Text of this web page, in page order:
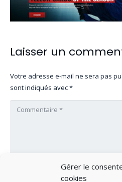
Gérer le
cookies
Laisser un
Votre adresse e-mail ne sera pas
sont indiqués avec*